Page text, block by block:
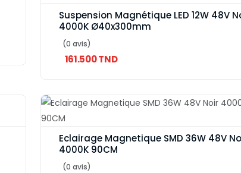
Suspension Magnétique LED 12W 48V
4000K Ø40x300mm
(0 avis)
161.500 TND
Eclairage Magnetique SMD 36W 48V
4000K 90CM
(0 avis)